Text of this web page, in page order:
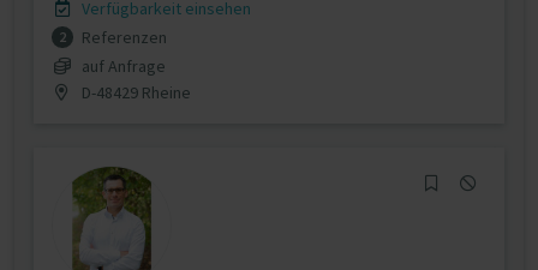
Verfügbarkeit einsehen
2
Referenzen
auf Anfrage
D-48429 Rheine